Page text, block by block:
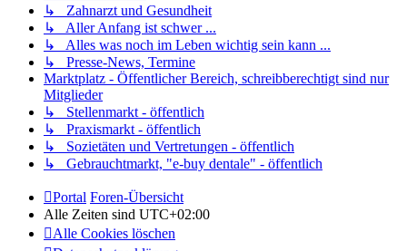
↳ Zahnarzt und Gesundheit
↳ Aller Anfang ist schwer ...
↳ Alles was noch im Leben wichtig sein kann ...
↳ Presse-News, Termine
Marktplatz - Öffentlicher Bereich, schreibberechtigt sind nur
Mitglieder
↳ Stellenmarkt - öffentlich
↳ Praxismarkt - öffentlich
↳ Sozietäten und Vertretungen - öffentlich
↳ Gebrauchtmarkt, "e-buy dentale" - öffentlich
Portal Foren-Übersicht
Alle Zeiten sind UTC+02:00
Alle Cookies löschen